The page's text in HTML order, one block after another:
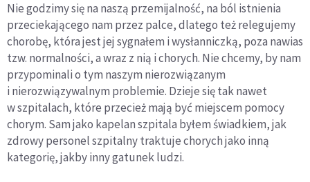
Nie godzimy się na naszą przemijalność, na ból istnienia
przeciekającego nam przez palce, dlatego też relegujemy
chorobę, która jest jej sygnałem i wysłanniczką, poza nawias
tzw. normalności, a wraz z nią i chorych. Nie chcemy, by nam
przypominali o tym naszym nierozwiązanym
i nierozwiązywalnym problemie. Dzieje się tak nawet
w szpitalach, które przecież mają być miejscem pomocy
chorym. Sam jako kapelan szpitala byłem świadkiem, jak
zdrowy personel szpitalny traktuje chorych jako inną
kategorię, jakby inny gatunek ludzi.